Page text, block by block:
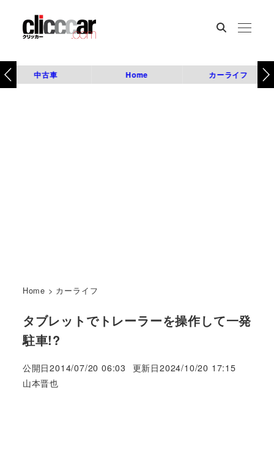
中古車 Home カーライフ
Home > カーライフ
タブレットでトレーラーを操作して一発
駐車!?
公開日2014/07/20 06:03 更新日2024/10/20 17:15
著
山本晋也